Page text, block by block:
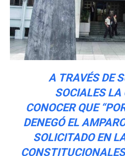
A TRAVÉS DE
SOCIALES LA
CONOCER QUE
DENEGÓ EL
SOLICITADO EN